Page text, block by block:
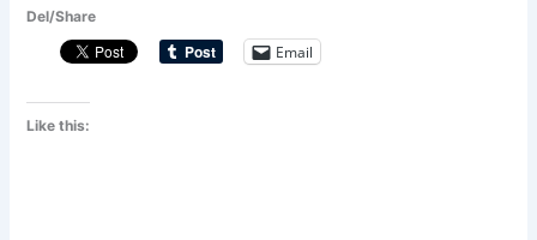
Del/Share
Email
Like this: